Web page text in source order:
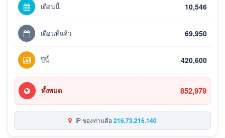
เดือนนี้ 10,546
เดือนที่แล้ว 69,950
ปีนี้ 420,600
ทั้งหมด 852,979
IP ของท่านคือ216.73.216.140